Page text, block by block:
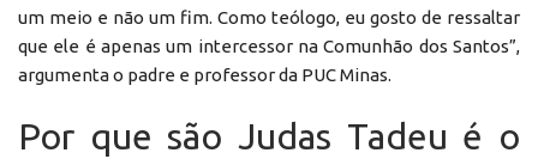
um meio e não um fim. Como teólogo, eu gosto de ressaltar
que ele é apenas um intercessor na Comunhão dos Santos”,
argumenta o padre e professor da PUC Minas.
Por que são Judas Tadeu é o